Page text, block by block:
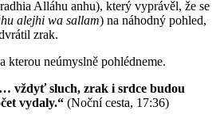
Alláhu anhu), který vyprávěl, že se
alejhi wa sallam) na náhodný pohled,
zrak.
kterou neúmyslně pohlédneme.
vždyť sluch, zrak i srdce budou
vydaly.“ (Noční cesta, 17:36)